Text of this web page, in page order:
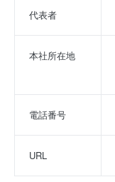
代表者
本社所在地
電話番号
URL